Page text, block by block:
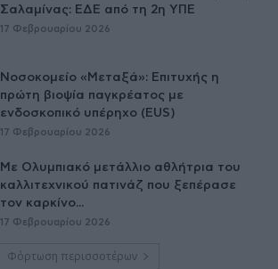
Σαλαμίνας: ΕΔΕ από τη 2η ΥΠΕ
17 Φεβρουαρίου 2026
Νοσοκομείο «Μεταξά»: Επιτυχής η
πρώτη βιοψία παγκρέατος με
ενδοσκοπικό υπέρηχο (EUS)
17 Φεβρουαρίου 2026
Με Ολυμπιακό μετάλλιο αθλήτρια του
καλλιτεχνικού πατινάζ που ξεπέρασε
τον καρκίνο...
17 Φεβρουαρίου 2026
Φόρτωση περισσοτέρων